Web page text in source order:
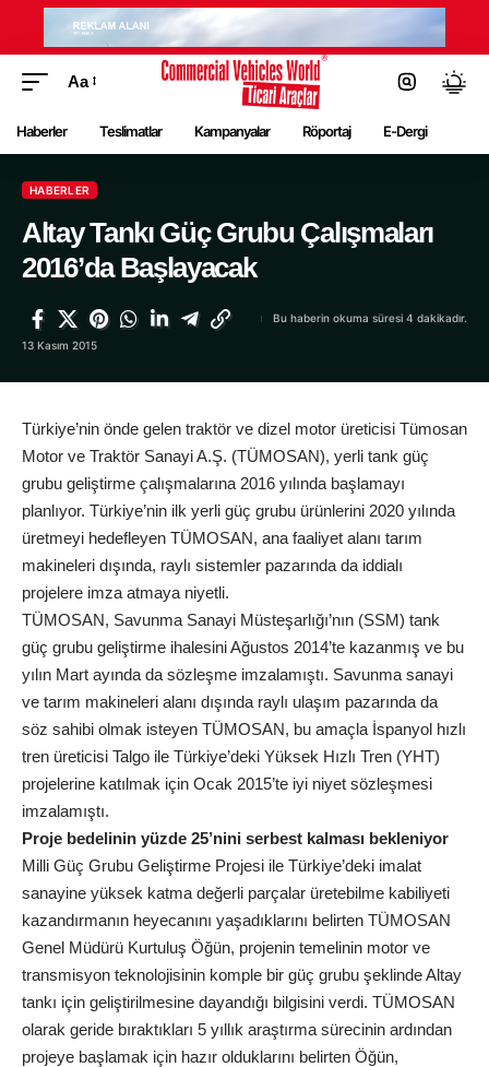
Aa
Haberler Teslimatlar Kampanyalar Röportaj E-Dergi
HABERLER
Altay Tankı Güç Grubu Çalışmaları
2016’da Başlayacak
13 Kasım 2015
Bu haberin okuma süresi 4 dakikadır.
Türkiye’nin önde gelen traktör ve dizel motor üreticisi Tümosan
Motor ve Traktör Sanayi A.Ş. (TÜMOSAN), yerli tank güç
grubu geliştirme çalışmalarına 2016 yılında başlamayı
planlıyor. Türkiye’nin ilk yerli güç grubu ürünlerini 2020 yılında
üretmeyi hedefleyen TÜMOSAN, ana faaliyet alanı tarım
makineleri dışında, raylı sistemler pazarında da iddialı
projelere imza atmaya niyetli.
TÜMOSAN, Savunma Sanayi Müsteşarlığı’nın (SSM) tank
güç grubu geliştirme ihalesini Ağustos 2014’te kazanmış ve bu
yılın Mart ayında da sözleşme imzalamıştı. Savunma sanayi
ve tarım makineleri alanı dışında raylı ulaşım pazarında da
söz sahibi olmak isteyen TÜMOSAN, bu amaçla İspanyol hızlı
tren üreticisi Talgo ile Türkiye’deki Yüksek Hızlı Tren (YHT)
projelerine katılmak için Ocak 2015’te iyi niyet sözleşmesi
imzalamıştı.
Proje bedelinin yüzde 25’nini serbest kalması bekleniyor
Milli Güç Grubu Geliştirme Projesi ile Türkiye’deki imalat
sanayine yüksek katma değerli parçalar üretebilme kabiliyeti
kazandırmanın heyecanını yaşadıklarını belirten TÜMOSAN
Genel Müdürü Kurtuluş Öğün, projenin temelinin motor ve
transmisyon teknolojisinin komple bir güç grubu şeklinde Altay
tankı için geliştirilmesine dayandığı bilgisini verdi. TÜMOSAN
olarak geride bıraktıkları 5 yıllık araştırma sürecinin ardından
projeye başlamak için hazır olduklarını belirten Öğün,